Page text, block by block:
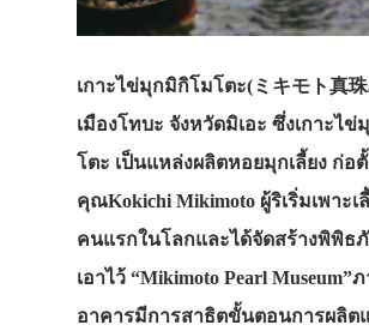
เกาะไข่มุกมิกิโมโตะ(ミキモト真
เมืองโทบะ จังหวัดมิเอะ ซึ่งเกาะไข่
โตะ เป็นแหล่งผลิตหอยมุกเลี้ยง ก่อ
คุณKokichi Mikimoto ผู้ริเริ่มเพาะเ
คนแรกในโลกและได้จัดสร้างพิพิ
เอาไว้ “Mikimoto Pearl Museum”
อาคารมีการสาธิตขั้นตอนการผลิต